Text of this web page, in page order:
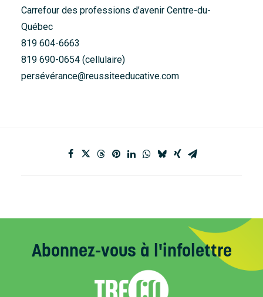
Carrefour des professions d’avenir Centre-du-
Québec
819 604-6663
819 690-0654 (cellulaire)
persévérance@reussiteeducative.com
Abonnez-vous à l'infolettre